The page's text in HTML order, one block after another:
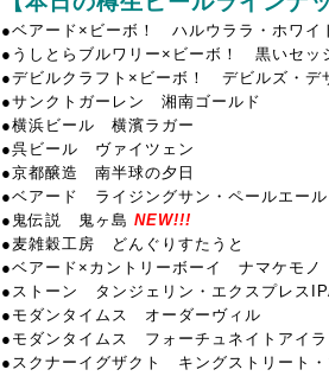
●ベアード×ビーボ！ ハルウララ・ホワイ
●うしとらブルワリー×ビーボ！ 黒いセッ
●デビルクラフト×ビーボ！ デビルズ・デ
●サンクトガーレン 湘南ゴールド
●横浜ビール 横濱ラガー
●呉ビール ヴァイツェン
●京都醸造 南半球の夕日
●ベアード ライジングサン・ペールエール
●鬼伝説 鬼ヶ島 NEW!!!
●麦雑穀工房 どんぐりすたうと
●ベアード×カントリーボーイ ナマケモノ
●ストーン タンジェリン・エクスプレス
●モダンタイムス オーダーヴィル
●モダンタイムス フォーチュネイトアイラ
●スクナーイグザクト キングストリート・